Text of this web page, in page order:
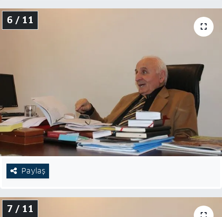
6 / 11
Paylaş
7 / 11